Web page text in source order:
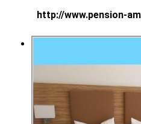
http://www.pension-